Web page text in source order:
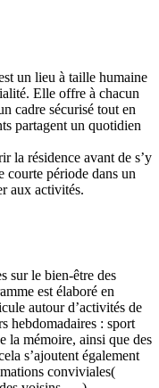
un lieu à taille humaine
Elle offre à chacun
cadre sécurisé tout en
partagent un quotidien
la résidence avant de s’y
courte période dans un
aux activités.
sur le bien-être des
est élaboré en
autour d’activités de
hebdomadaires : sport
la mémoire, ainsi que des
s’ajoutent également
conviviales(